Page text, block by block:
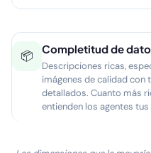
📦 Completitud de
Descripciones ricas,
imágenes de calidad
detallados. Cuanto más
entienden los agentes